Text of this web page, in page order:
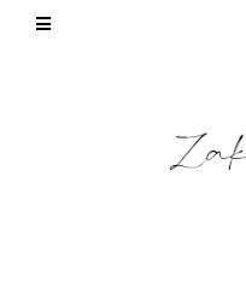
This site uses
of service, generate
and address abuse.
LEARN